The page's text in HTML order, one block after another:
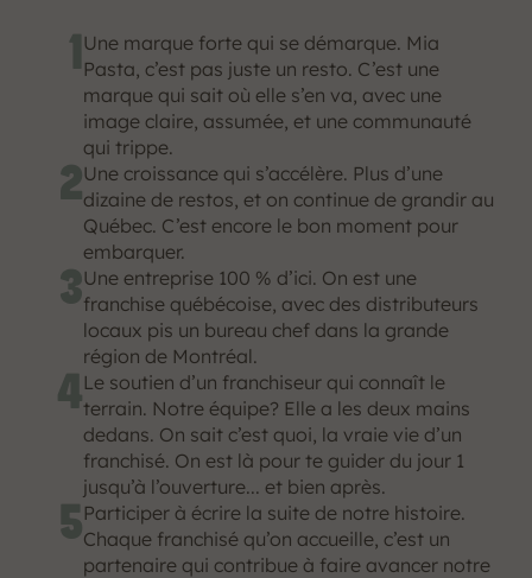
1 Une marque forte qui se démarque. Mia
Pasta, c’est pas juste un resto. C’est une
marque qui sait où elle s’en va, avec une
image claire, assumée, et une communauté
qui trippe.
2Une croissance qui s’accélère. Plus d’une
dizaine de restos, et on continue de grandir au
Québec. C’est encore le bon moment pour
embarquer.
3Une entreprise 100 % d’ici. On est une
franchise québécoise, avec des distributeurs
locaux pis un bureau chef dans la grande
région de Montréal.
4Le soutien d’un franchiseur qui connaît le
terrain. Notre équipe? Elle a les deux mains
dedans. On sait c’est quoi, la vraie vie d’un
franchisé. On est là pour te guider du jour 1
jusqu’à l’ouverture... et bien après.
5Participer à écrire la suite de notre histoire.
Chaque franchisé qu’on accueille, c’est un
partenaire qui contribue à faire avancer notre